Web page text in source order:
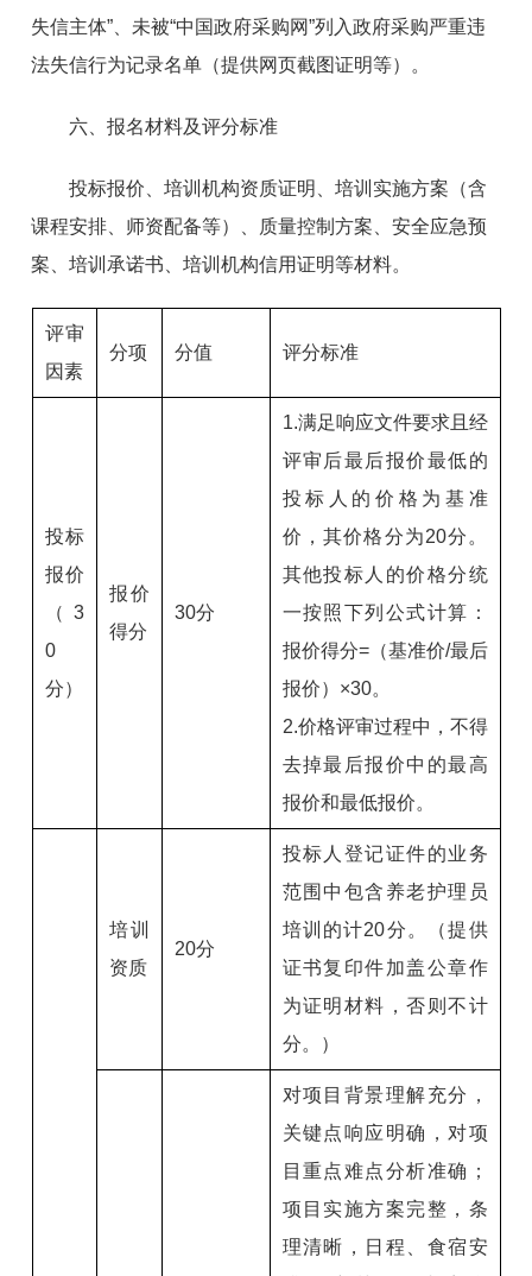
失信主体”、未被“中国政府采购网”列入政府采购严重违
法失信行为记录名单（提供网页截图证明等）。
六、报名材料及评分标准
投标报价、培训机构资质证明、培训实施方案（含
课程安排、师资配备等）、质量控制方案、安全应急预
案、培训承诺书、培训机构信用证明等材料。
评审
因素
分项 分值 评分标准
投标
报价
（3
0
分）
报价
得分
30分
1.满足响应文件要求且经
评审后最后报价最低的
投标人的价格为基准
价，其价格分为20分。
其他投标人的价格分统
一按照下列公式计算：
报价得分=（基准价/最后
报价）×30。
2.价格评审过程中，不得
去掉最后报价中的最高
报价和最低报价。
培训
资质
20分
投标人登记证件的业务
范围中包含养老护理员
培训的计20分。（提供
证书复印件加盖公章作
为证明材料，否则不计
分。）
对项目背景理解充分，
关键点响应明确，对项
目重点难点分析准确；
项目实施方案完整，条
理清晰，日程、食宿安